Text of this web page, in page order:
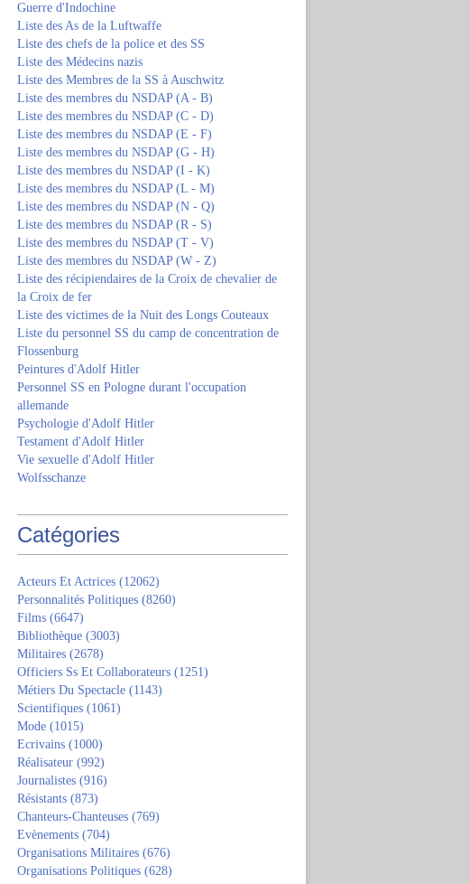
Guerre d'Indochine
Liste des As de la Luftwaffe
Liste des chefs de la police et des SS
Liste des Médecins nazis
Liste des Membres de la SS à Auschwitz
Liste des membres du NSDAP (A - B)
Liste des membres du NSDAP (C - D)
Liste des membres du NSDAP (E - F)
Liste des membres du NSDAP (G - H)
Liste des membres du NSDAP (I - K)
Liste des membres du NSDAP (L - M)
Liste des membres du NSDAP (N - Q)
Liste des membres du NSDAP (R - S)
Liste des membres du NSDAP (T - V)
Liste des membres du NSDAP (W - Z)
Liste des récipiendaires de la Croix de chevalier de
la Croix de fer
Liste des victimes de la Nuit des Longs Couteaux
Liste du personnel SS du camp de concentration de
Flossenburg
Peintures d'Adolf Hitler
Personnel SS en Pologne durant l'occupation
allemande
Psychologie d'Adolf Hitler
Testament d'Adolf Hitler
Vie sexuelle d'Adolf Hitler
Wolfsschanze
Catégories
Acteurs Et Actrices (12062)
Personnalités Politiques (8260)
Films (6647)
Bibliothèque (3003)
Militaires (2678)
Officiers Ss Et Collaborateurs (1251)
Métiers Du Spectacle (1143)
Scientifiques (1061)
Mode (1015)
Ecrivains (1000)
Réalisateur (992)
Journalistes (916)
Résistants (873)
Chanteurs-Chanteuses (769)
Evènements (704)
Organisations Militaires (676)
Organisations Politiques (628)